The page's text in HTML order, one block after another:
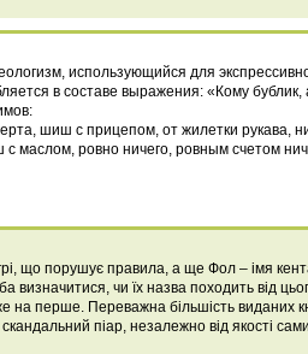
использующийся для
в составе выражения: «Кому бублик,
шиш с прицепом, от жилетки рукава,
маслом, ровно ничего, ровным счетом
що порушує правила, а ще Фол – імя
визначитися, чи їх назва походить від
на перше. Переважна більшість виданих
піар, незалежно від якості